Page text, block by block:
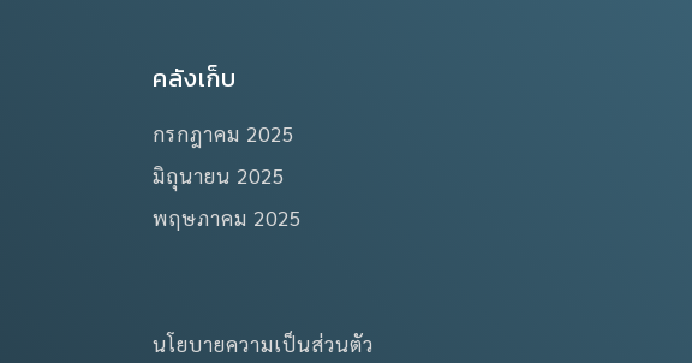
คลังเก็บ
กรกฎาคม 2025
มิถุนายน 2025
พฤษภาคม 2025
นโยบายความเป็นส่วนตัว